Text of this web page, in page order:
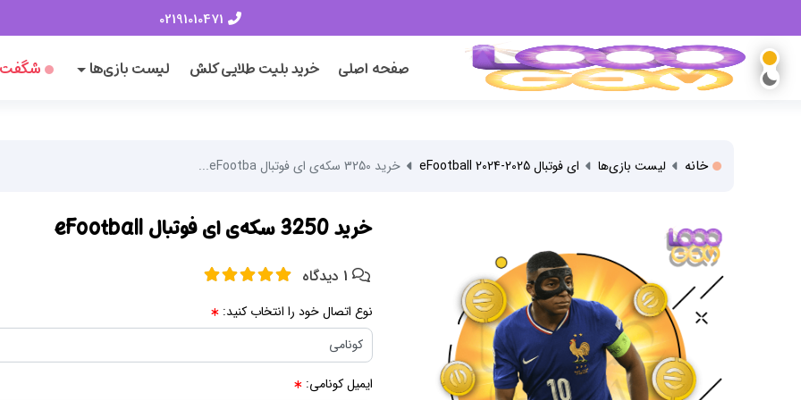
صفحه اصلی خرید بلیت طلایی کلش لیست بازی‌ها
خانه لیست بازی‌ها ای فوتبال eFootball 2024-2025 خرید 3250 سکه‌ی ای فوتبال eFootba...
خرید 3250 سکه‌ی ای فوتبال eFootball
نوع اتصال خود را انتخاب کنید:
ایمیل کونامی: